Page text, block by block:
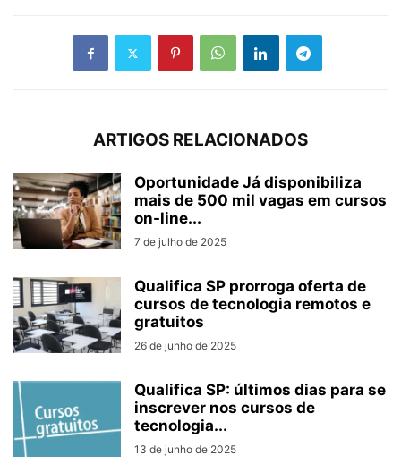
ARTIGOS RELACIONADOS
Oportunidade Já disponibiliza
mais de 500 mil vagas em cursos
on-line...
7 de julho de 2025
Qualifica SP prorroga oferta de
cursos de tecnologia remotos e
gratuitos
26 de junho de 2025
Qualifica SP: últimos dias para se
inscrever nos cursos de
tecnologia...
13 de junho de 2025